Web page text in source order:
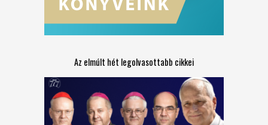
Az elmúlt hét legolvasottabb cikkei